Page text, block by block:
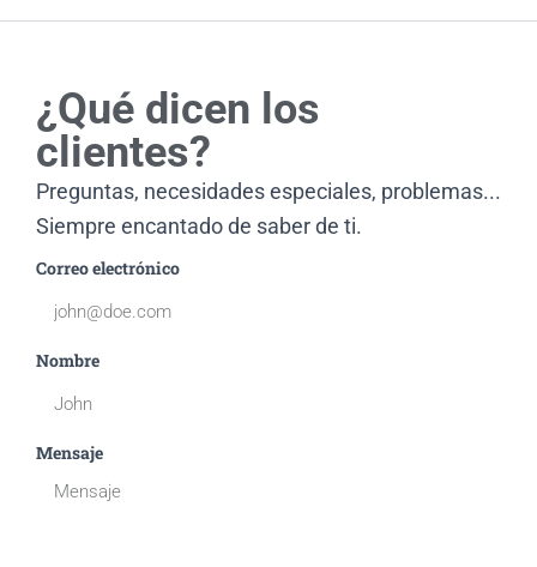
¿Qué dicen los
clientes?
Preguntas, necesidades especiales, problemas...
Siempre encantado de saber de ti.
Correo electrónico
Nombre
Mensaje